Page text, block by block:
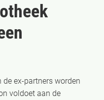
de ex-partners worden
voldoet aan de